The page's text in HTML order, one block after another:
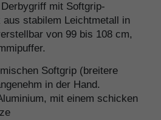
mit Softgrip-
aus stabilem Leichtmetall in
von 99 bis 108 cm,
Softgrip (breitere
in der Hand.
mit einem schicken